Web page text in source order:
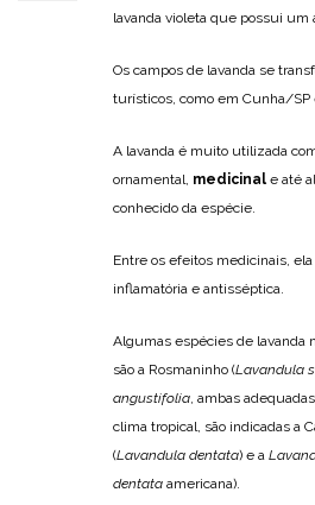
lavanda violeta que possui
Os campos de lavanda se
turísticos, como em Cunha/SP
A lavanda é muito utilizada
ornamental, medicinal e até
conhecido da espécie.
Entre os efeitos medicinais,
inflamatória e antisséptica.
Algumas espécies de lavanda
são a Rosmaninho (Lavandula
angustifolia, ambas
clima tropical, são indicadas a
(Lavandula dentata) e a
dentata americana).